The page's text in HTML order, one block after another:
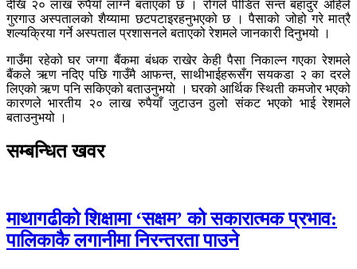
देखि २० लाख रुपैयाँ लाग्ने बताएको छ । रोगले पीडित सन्त बहादुर अहिले
गुरगाउ अस्पतालको शैय्यामा छटपटाइरहनुभएको छ । पैसाको जोहो गरे मात्रै
शल्यक्रिया गर्ने अस्पताल प्रशासनले बताएको रेशमले जानकारी दिनुभयो ।
गाउँमा रहेको घर जग्गा बैंकमा बंधक राखेर केही पैसा निकाल्न गएका रेशमले
बैंकले ऋण नदिए पछि गाउँमै आफन्त, साथीभाईहरूसँग सयकडा २ का दरले
लिएको ऋण पनि सकिएको बताउनुभयो । घरको आर्थिक स्थिती कमजोर भएको
कारणले भारतीय २० लाख रुपैयाँ जुटाउन ठुलो संकट भएको भाई रेशमले
बताउनुभयो ।
सम्बन्धित खवर
माथागढीको शिक्षामा ‘सक्षम’ को सकारात्मक प्रभाव:
पालिकाकै लगानीमा निरन्तरता पाउने